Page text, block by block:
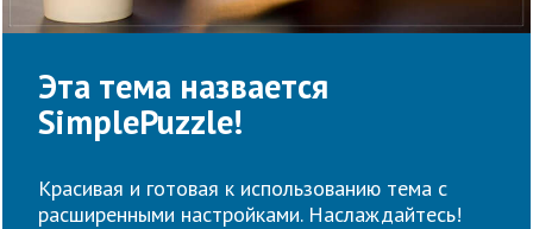
Эта тема назвается
SimplePuzzle!
Красивая и готовая к использованию тема с
расширенными настройками. Наслаждайтесь!